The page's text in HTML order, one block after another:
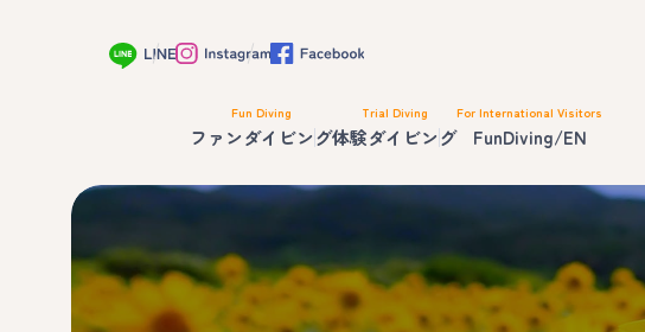
Fun Diving
ファンダイビング
Trial Diving
体験ダイビング
For International Visitors
FunDiving/EN